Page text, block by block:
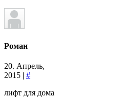
Роман
20. Апрель,
2015 | #
лифт для дома